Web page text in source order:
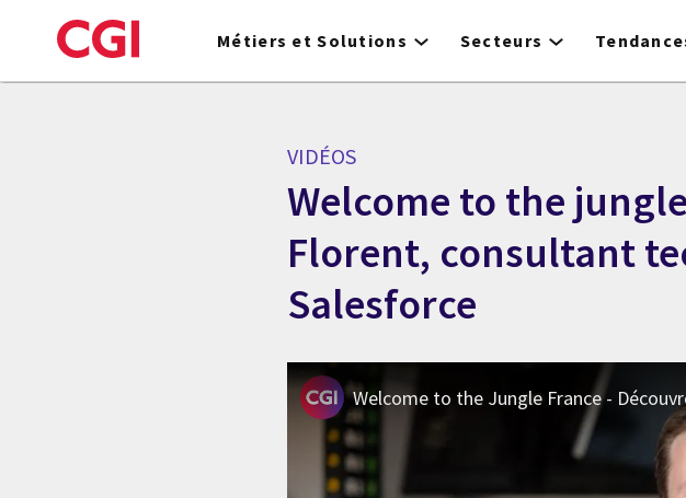
to
Métiers et Solutions Secteurs
VIDÉOS
Welcome to the
Florent, consultant
Salesforce
Welcome to the Jungle France -